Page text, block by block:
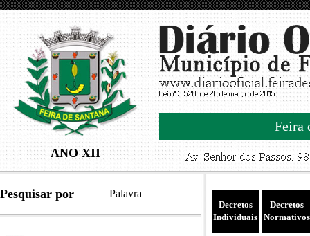
ANO XII
Feira
Pesquisar por Palavra
Decretos
Individuais
Decretos
Normativos